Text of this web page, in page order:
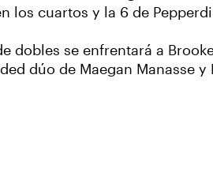
los cuartos y la 6 de
dobles se enfrentará a
dúo de Maegan Manasse